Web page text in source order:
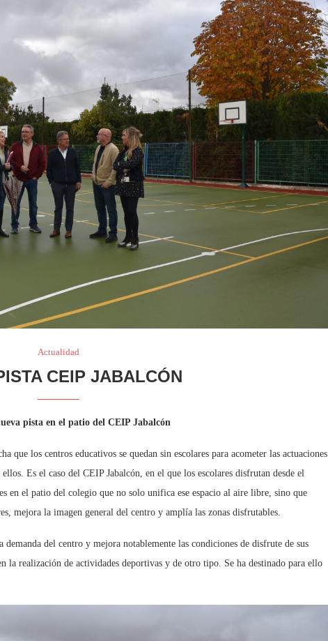
Actualidad
CEIP JABALCÓN
pista en el patio del CEIP Jabalcón
que los centros educativos se quedan sin escolares para acometer las actuaciones
Es el caso del CEIP Jabalcón, en el que los escolares disfrutan desde el
en el patio del colegio que no solo unifica ese espacio al aire libre, sino que
mejora la imagen general del centro y amplía las zonas disfrutables.
demanda del centro y mejora notablemente las condiciones de disfrute de sus
la realización de actividades deportivas y de otro tipo. Se ha destinado para ello